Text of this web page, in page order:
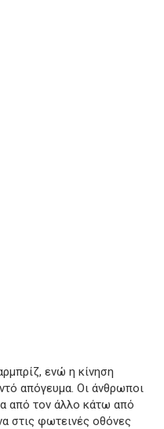
ενώ η κίνηση
απόγευμα. Οι άνθρωποι
από τον άλλο κάτω από
στις φωτεινές οθόνες